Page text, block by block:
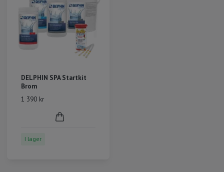
DELPHIN SPA Startkit
Brom
1 390 kr
I lager